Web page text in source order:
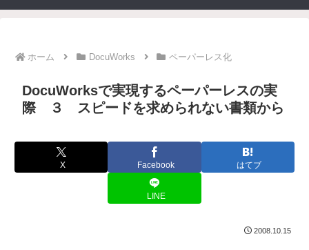
ホーム DocuWorks ペーパーレス化
DocuWorksで実現するペーパーレスの実
際 ３ スピードを求められない書類から
X Facebook はてブ
LINE
2008.10.15